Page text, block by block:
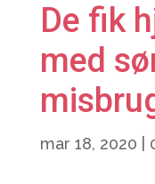
De fik
med
mar 18, 2020